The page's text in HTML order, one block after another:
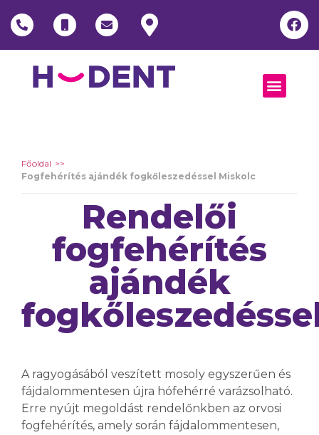
Főoldal
Fogfehérítés ajándék fogkőleszedéssel Miskolc
Rendelői
fogfehérítés
ajándék
A ragyogásából veszített mosoly egyszerűen és
fájdalommentesen újra hófehérré varázsolható.
Erre nyújt megoldást rendelőnkben az orvosi
fogfehérítés, amely során fájdalommentesen,